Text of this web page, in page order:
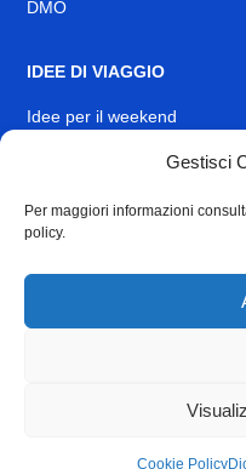
Gestisci
Per maggiori informazioni
policy.
Cookie Policy
DMO
IDEE DI VIAGGIO
Idee per il weekend
INFO
News
Link Utili